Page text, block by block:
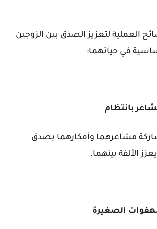
العملية لتعزيز الصدق بين الزوجين
في حياتهما:
بانتظام
مشاعرهما وأفكارهما بصدق
الألفة بينهما.
الصغيرة